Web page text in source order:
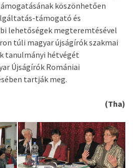
köszönhetően
támogató és
lehetőségek megteremtésével
túli magyar újságírók szakmai
tanulmányi hétvégét
Újságírók Romániai
tartják meg.
(Tha)